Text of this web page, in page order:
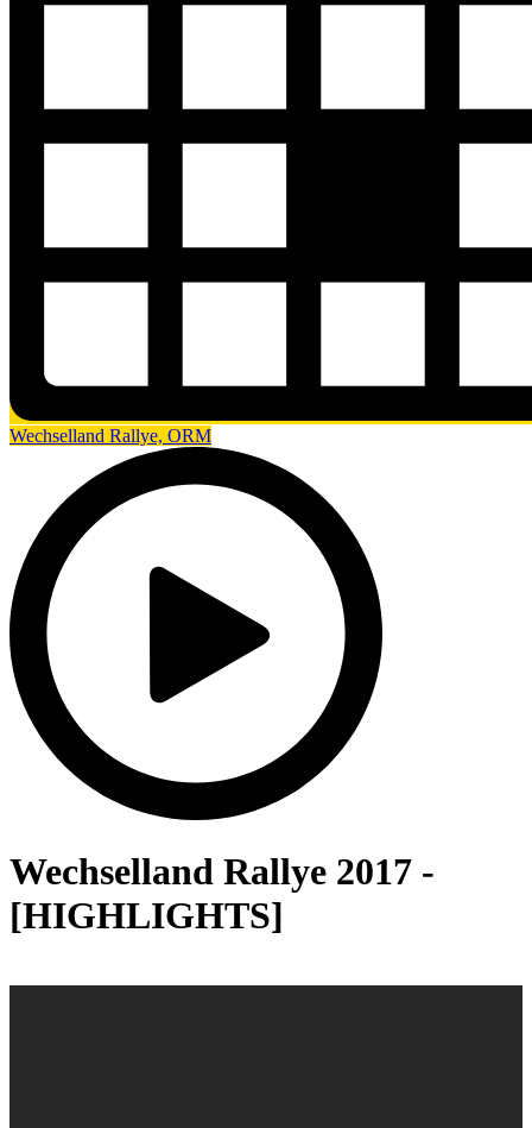
Wechselland Rallye, ORM
Wechselland Rallye 2017 -
[HIGHLIGHTS]